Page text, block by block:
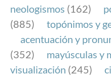
neologismos (162)
(885)
topónimos y
acentuación y
(352)
mayúsculas y
visualización (245)